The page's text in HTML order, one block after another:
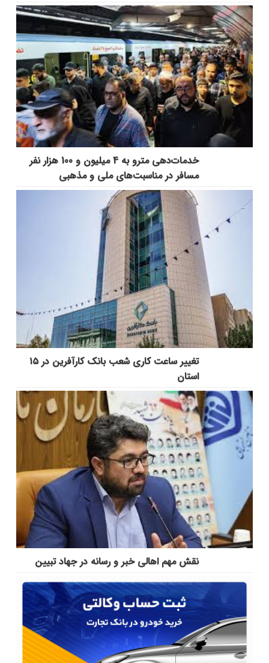
خدمات‌دهي مترو به 4 ميليون و 100 هزار نفر
مسافر در مناسبت‌هاي ملي و مذهبي
تغییر ساعت کاری شعب بانک کارآفرین در ۱۵
استان
نقش مهم اهالی خبر و رسانه در جهاد تبیین